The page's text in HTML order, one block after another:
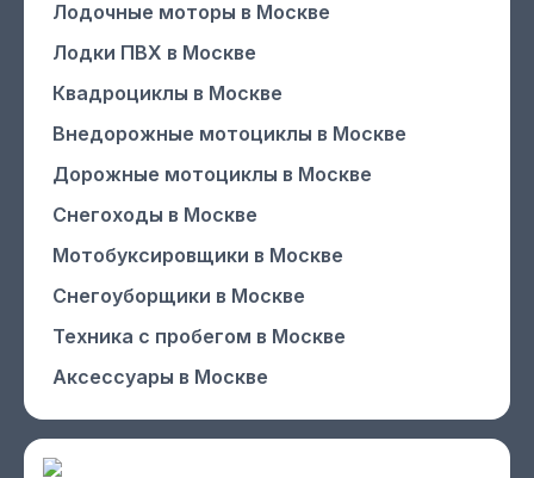
Лодочные моторы в Москве
Лодки ПВХ в Москве
Квадроциклы в Москве
Внедорожные мотоциклы в Москве
Дорожные мотоциклы в Москве
Снегоходы в Москве
Мотобуксировщики в Москве
Снегоуборщики в Москве
Техника с пробегом в Москве
Аксессуары в Москве